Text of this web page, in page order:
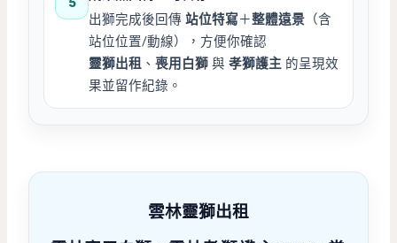
出獅完成後回傳站位特寫＋整體遠景 （含
站位位置/動線），方便你確認
靈獅出租 、喪用白獅 與孝獅護主 的呈現效
果並留作紀錄。
雲林靈獅出租